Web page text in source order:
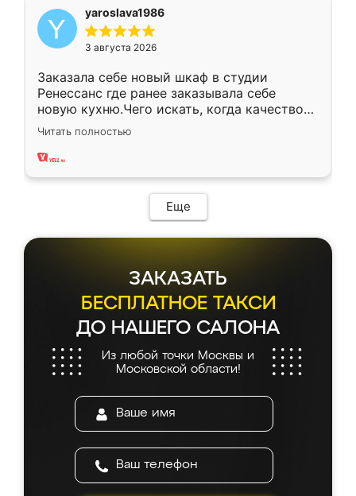
yaroslava1986
3 августа 2026
Заказала себе новый шкаф в студии
Ренессанс где ранее заказывала себе
новую кухню.Чего искать, когда качеством
вполне довольна. Служит кухня уже почти
два года, нареканий нет.
Читать полностью
Еще
ЗАКАЗАТЬ
БЕСПЛАТНОЕ ТАКСИ
ДО НАШЕГО САЛОНА
Из любой точки Москвы и
Московской области!